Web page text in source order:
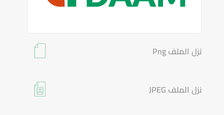
نزل الملف Png
نزل الملف JPEG